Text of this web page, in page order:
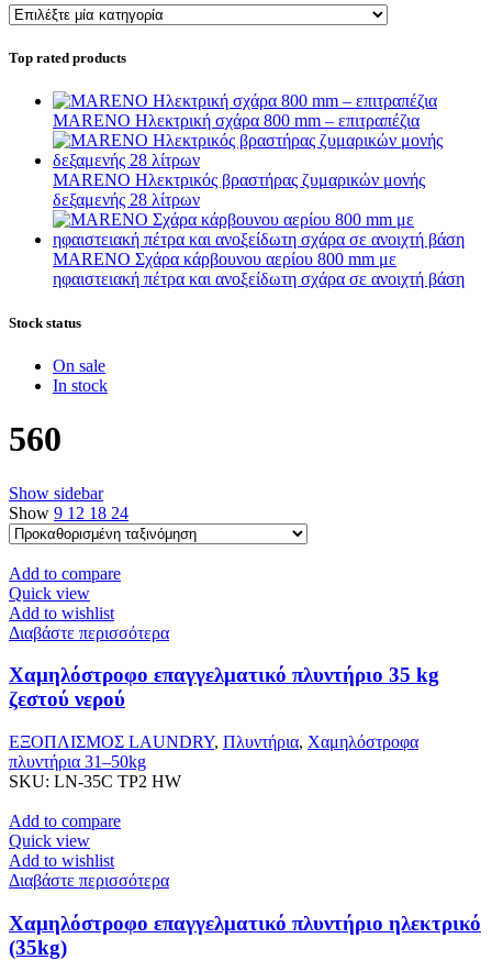
Top rated products
MARENO Ηλεκτρική σχάρα 800 mm – επιτραπέζια
MARENO Ηλεκτρικός βραστήρας ζυμαρικών μονής
δεξαμενής 28 λίτρων
MARENO Σχάρα κάρβουνου αερίου 800 mm με
ηφαιστειακή πέτρα και ανοξείδωτη σχάρα σε ανοιχτή βάση
Stock status
On sale
In stock
560
Show sidebar
Show 9 12 18 24
Add to compare
Quick view
Add to wishlist
Διαβάστε περισσότερα
Χαμηλόστροφο επαγγελματικό πλυντήριο 35 kg
ζεστού νερού
ΕΞΟΠΛΙΣΜΟΣ LAUNDRY, Πλυντήρια, Χαμηλόστροφα
πλυντήρια 31–50kg
SKU: LN-35C TP2 HW
Add to compare
Quick view
Add to wishlist
Διαβάστε περισσότερα
Χαμηλόστροφο επαγγελματικό πλυντήριο ηλεκτρικό
(35kg)